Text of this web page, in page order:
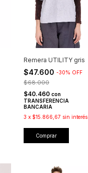
Remera UTILITY gris
$47.600 -30% OFF
$68.000
$40.460 con
TRANSFERENCIA
BANCARIA
3 x $15.866,67 sin interés
Comprar